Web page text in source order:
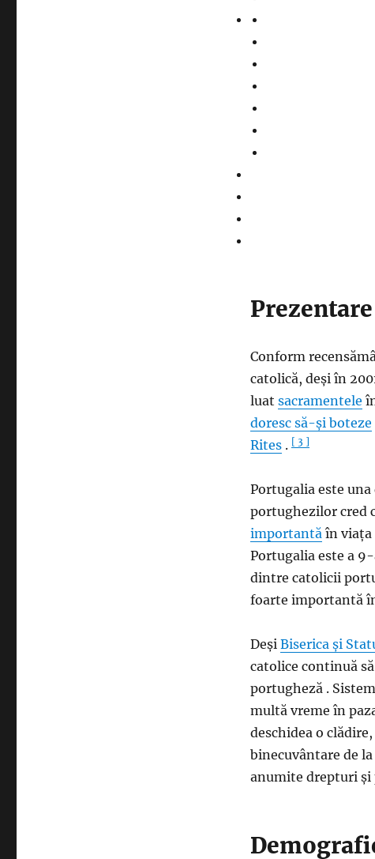
Conform
catolică, deși în
luat sacramentele
doresc să-și boteze
Rites. [ 3 ]
Portugalia este
portughezilor cred
importantă în viața
Portugalia este a
dintre catolicii
foarte importantă
Deși Biserica și
catolice continuă
portugheză .
multă vreme în
deschidea o
binecuvântare de la
anumite drepturi